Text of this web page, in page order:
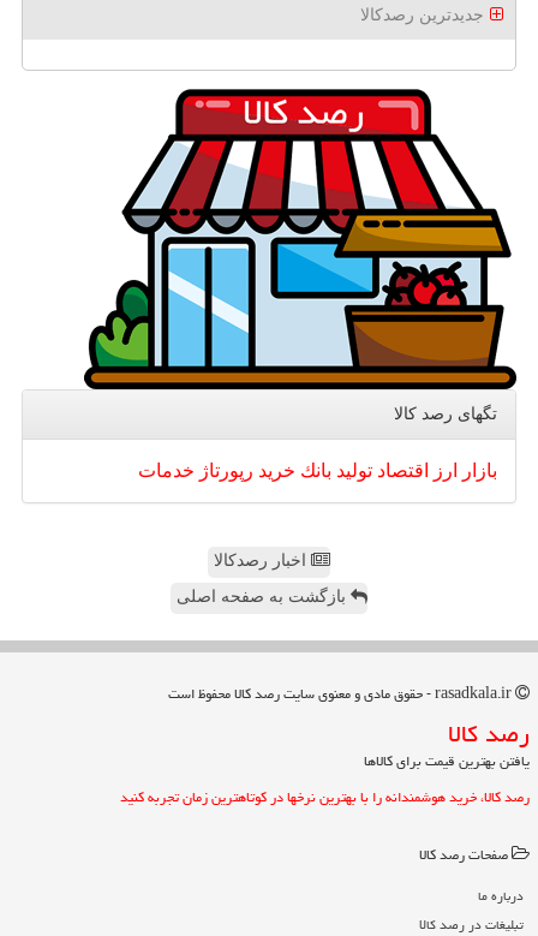
جدیدترین رصدکالا
تگهای رصد كالا
بازار ارز اقتصاد تولید بانك خرید رپورتاژ خدمات
اخبار رصدکالا
بازگشت به صفحه اصلی
رصد كالا
یافتن بهترین قیمت برای کالاها
رصد کالا، خرید هوشمندانه را با بهترین نرخها در کوتاهترین زمان تجربه کنید
صفحات رصد كالا
درباره ما
تبلیغات در رصد كالا